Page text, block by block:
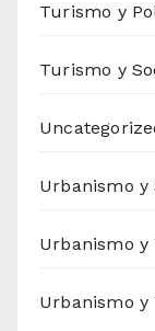
Turismo y
Turismo y
Urbanismo y
Urbanismo y
Urbanismo y